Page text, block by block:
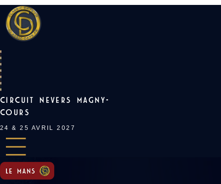
Skip
to
content
CIRCUIT NEVERS MAGNY-
COURS
24 & 25 AVRIL 2027